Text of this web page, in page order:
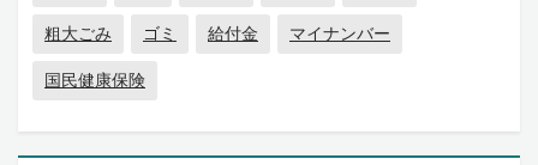
粗大ごみ
ゴミ 給付金
マイナンバー
国民健康保険